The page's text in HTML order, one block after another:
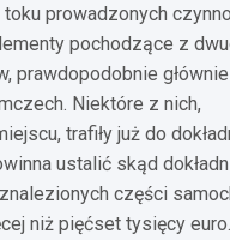
prowadzonych
pochodzące z
prawdopodobnie głównie
Niektóre z nich,
trafiły już do
ustalić skąd
części
niż pięćset tysięcy